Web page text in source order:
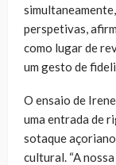
perspetivas,
como lugar de
um gesto de
O ensaio de
uma entrada de
sotaque
cultural. “A